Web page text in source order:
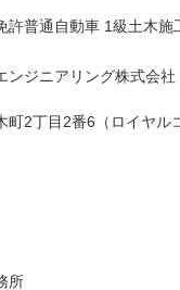
許普通自動車 1級土木施
ンジニアリング株式会社
町2丁目2番6（ロイヤル
所